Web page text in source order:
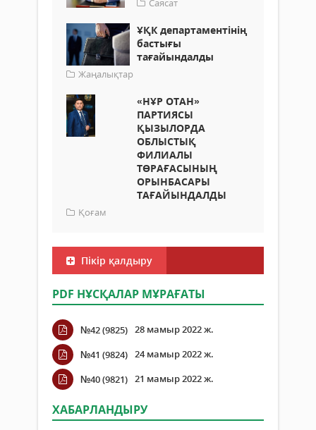
Саясат
ҰҚК департаментінің
бастығы
тағайындалды
Жаңалықтар
«НҰР ОТАН»
ПАРТИЯСЫ
ҚЫЗЫЛОРДА
ОБЛЫСТЫҚ
ФИЛИАЛЫ
ТӨРАҒАСЫНЫҢ
ОРЫНБАСАРЫ
ТАҒАЙЫНДАЛДЫ
Қоғам
Пікір қалдыру
PDF НҰСҚАЛАР МҰРАҒАТЫ
№42 (9825) 28 мамыр 2022 ж.
№41 (9824) 24 мамыр 2022 ж.
№40 (9821) 21 мамыр 2022 ж.
ХАБАРЛАНДЫРУ